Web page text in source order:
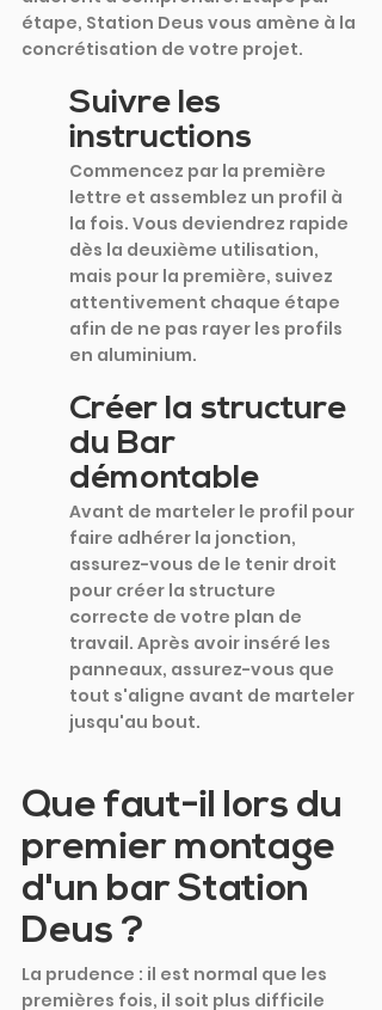
étape, Station Deus vous amène à la
concrétisation de votre projet.
Suivre les
instructions
Commencez par la première
lettre et assemblez un profil à
la fois. Vous deviendrez rapide
dès la deuxième utilisation,
mais pour la première, suivez
attentivement chaque étape
afin de ne pas rayer les profils
en aluminium.
Créer la structure
du Bar
démontable
Avant de marteler le profil pour
faire adhérer la jonction,
assurez-vous de le tenir droit
pour créer la structure
correcte de votre plan de
travail. Après avoir inséré les
panneaux, assurez-vous que
tout s'aligne avant de marteler
jusqu'au bout.
Que faut-il lors du
premier montage
d'un bar Station
Deus ?
La prudence : il est normal que les
premières fois, il soit plus difficile